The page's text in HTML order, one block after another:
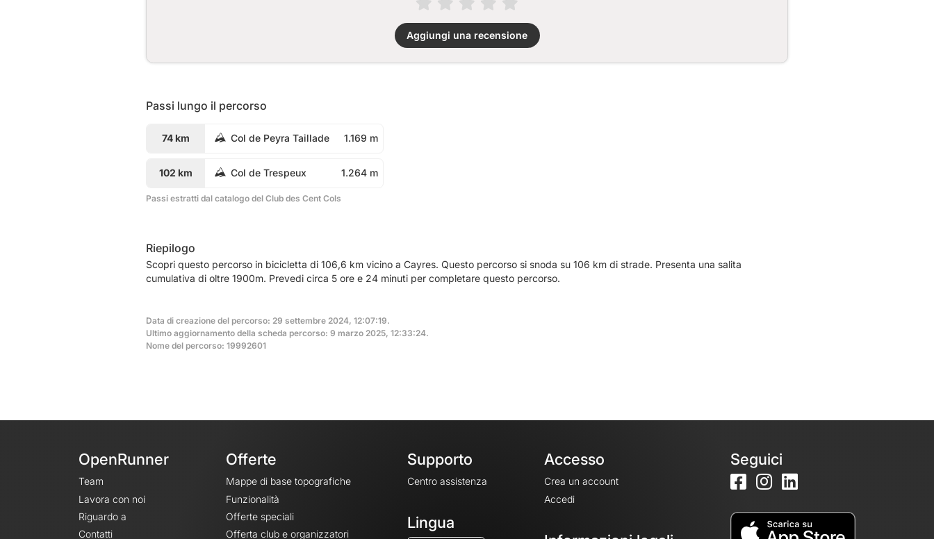
Aggiungi una recensione
Passi lungo il percorso
74 km Col de Peyra Taillade 1.169 m
102 km Col de Trespeux 1.264 m
Passi estratti dal catalogo del Club des Cent Cols
Riepilogo
Scopri questo percorso in bicicletta di 106,6 km vicino a Cayres. Questo percorso si snoda su 106 km di strade. Presenta una salita
cumulativa di oltre 1900m. Prevedi circa 5 ore e 24 minuti per completare questo percorso.
Data di creazione del percorso: 29 settembre 2024, 12:07:19.
Ultimo aggiornamento della scheda percorso: 9 marzo 2025, 12:33:24.
Nome del percorso: 19992601
OpenRunner
Team
Lavora con noi
Riguardo a
Contatti
Offerte
Mappe di base topografiche
Funzionalità
Offerte speciali
Offerta club e organizzatori
Supporto
Centro assistenza
Lingua
Accesso
Crea un account
Accedi
Seguici